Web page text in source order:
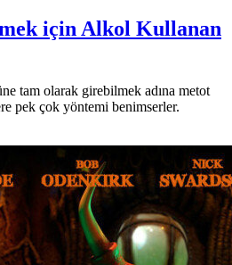
için Alkol Kullanan
tam olarak girebilmek adına metot
pek çok yöntemi benimserler.